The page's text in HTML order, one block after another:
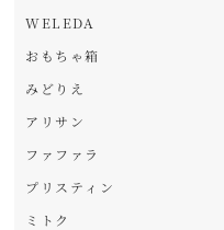
WELEDA
おもちゃ箱
みどりえ
アリサン
ファファラ
プリスティン
ミトク